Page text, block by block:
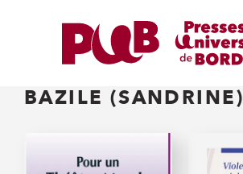
BAZILE (SANDRINE)